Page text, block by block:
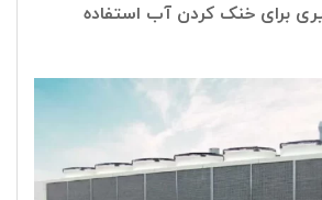
برای خنک کردن آب استفاده